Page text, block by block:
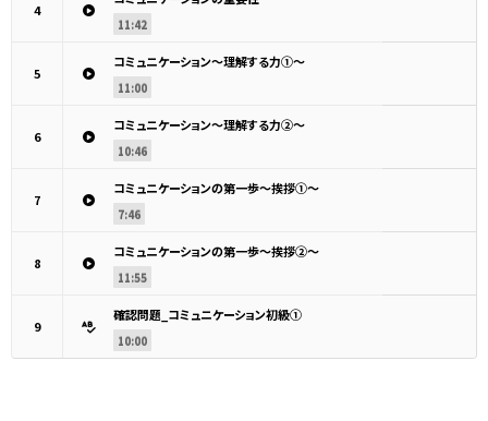
4
11:42
5
コミュニケーション～理解する力①～
11:00
6
コミュニケーション～理解する力②～
10:46
7
コミュニケーションの第一歩～挨拶①～
7:46
8
コミュニケーションの第一歩～挨拶②～
11:55
9
確認問題_コミュニケーション初級①
10:00